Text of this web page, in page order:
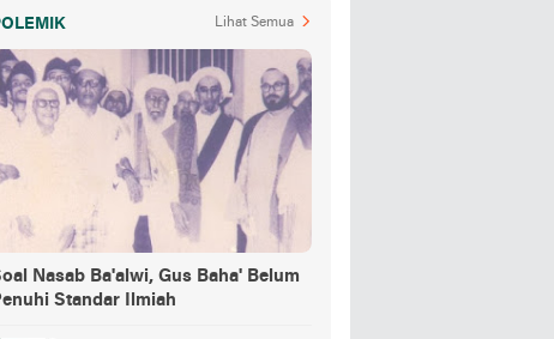
Lihat Semua
Nasab Ba'alwi, Gus Baha' Belum
Standar Ilmiah